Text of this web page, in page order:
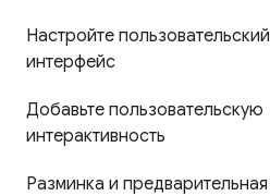
Настройте пользовательский
интерфейс
Добавьте пользовательскую
интерактивность
Разминка и предварительная